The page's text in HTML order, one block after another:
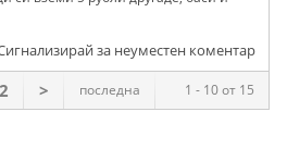
за неуместен коментар
1 - 10 от 15
2 > последна